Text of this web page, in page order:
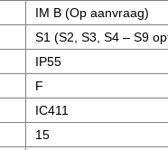
IM B (Op aanvraag)
S1 (S2, S3, S4 – S9
IP55
F
IC411
15